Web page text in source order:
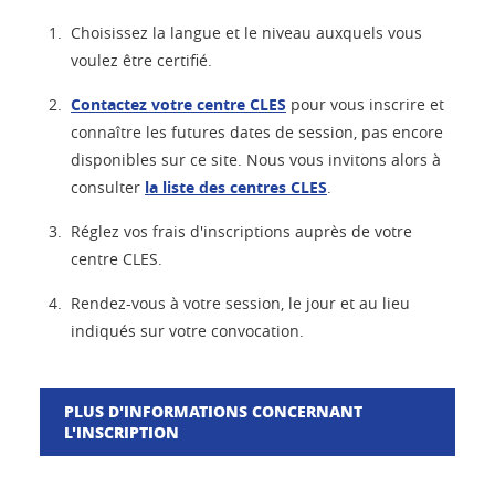
Choisissez la langue et le niveau auxquels vous
voulez être certifié.
Contactez votre centre CLES pour vous inscrire et
connaître les futures dates de session, pas encore
disponibles sur ce site. Nous vous invitons alors à
consulter la liste des centres CLES.
Réglez vos frais d'inscriptions auprès de votre
centre CLES.
Rendez-vous à votre session, le jour et au lieu
indiqués sur votre convocation.
PLUS D'INFORMATIONS CONCERNANT
L'INSCRIPTION